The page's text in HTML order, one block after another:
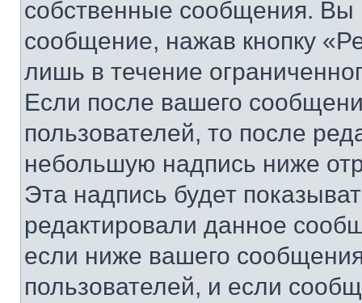
собственные сообщения. Вы
сообщение, нажав кнопку
лишь в течение
Если после вашего
пользователей, то после
небольшую надпись ниже
Эта надпись будет
редактировали данное
если ниже вашего
пользователей, и если